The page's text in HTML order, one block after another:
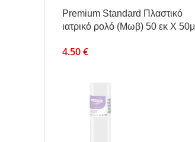
Premium Standard Πλαστικό
ιατρικό ρολό (Μωβ) 50 εκ Χ 50μ
4.50€